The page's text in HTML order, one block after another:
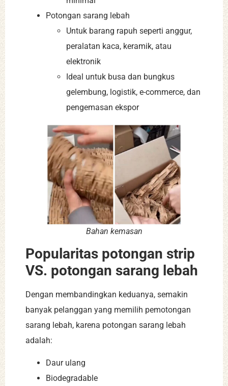
Potongan sarang lebah
Untuk barang rapuh seperti anggur,
peralatan kaca, keramik, atau
elektronik
Ideal untuk busa dan bungkus
gelembung, logistik, e-commerce, dan
pengemasan ekspor
Bahan kemasan
Popularitas potongan strip
VS. potongan sarang lebah
Dengan membandingkan keduanya, semakin
banyak pelanggan yang memilih pemotongan
sarang lebah, karena potongan sarang lebah
adalah:
Daur ulang
Biodegradable